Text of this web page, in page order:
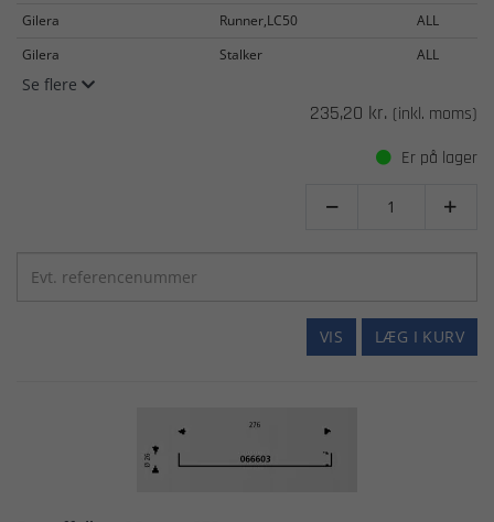
Gilera
Runner,LC50
ALL
Gilera
Stalker ALL
Se flere
235,20 kr. (inkl. moms)
Er på lager
 
LÆG I KURV
VIS